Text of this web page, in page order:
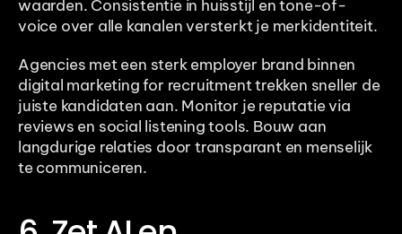
waarden. Consistentie in huisstijl en tone-of-
voice over alle kanalen versterkt je merkidentiteit.
Agencies met een sterk employer brand binnen
digital marketing for recruitment trekken sneller de
juiste kandidaten aan. Monitor je reputatie via
reviews en social listening tools. Bouw aan
langdurige relaties door transparant en menselijk
te communiceren.